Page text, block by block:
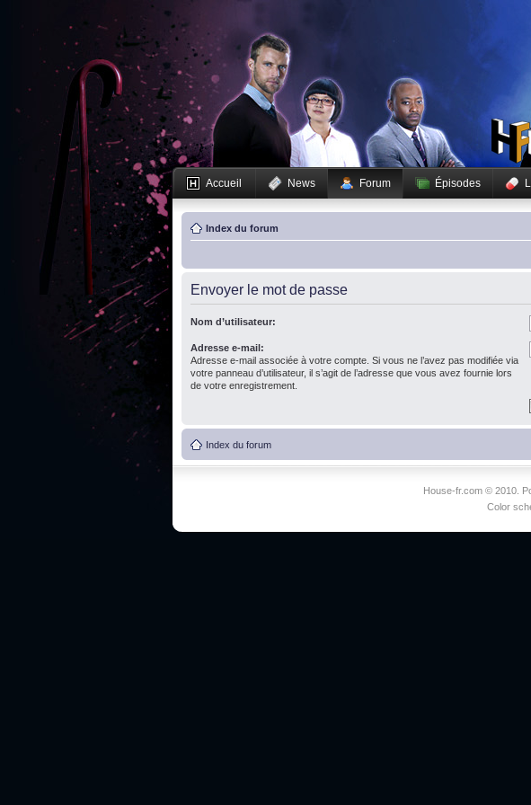
Accueil News Forum Épisodes
Index du forum
Envoyer le mot de passe
Nom d’utilisateur:
Adresse e-mail:
Adresse e-mail associée à votre compte. Si vous ne l’avez pas modifiée via
votre panneau d’utilisateur, il s’agit de l’adresse que vous avez fournie lors
de votre enregistrement.
Index du forum
House-fr.com © 2010.
Color